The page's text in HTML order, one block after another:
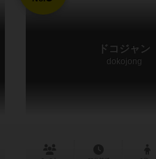
ドコジャン
dokojong